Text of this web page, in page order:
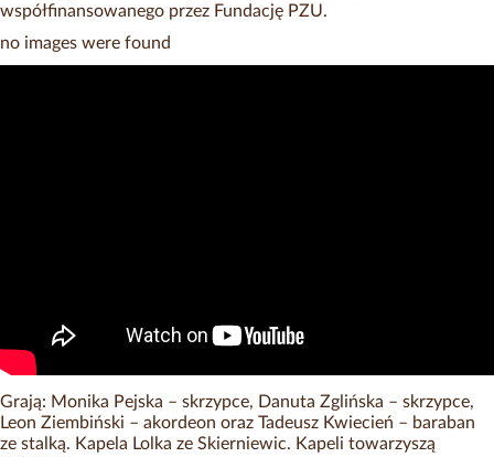
współfinansowanego przez Fundację PZU.
no images were found
Grają: Monika Pejska – skrzypce, Danuta Zglińska – skrzypce,
Leon Ziembiński – akordeon oraz Tadeusz Kwiecień – baraban
ze stalką. Kapela Lolka ze Skierniewic. Kapeli towarzyszą